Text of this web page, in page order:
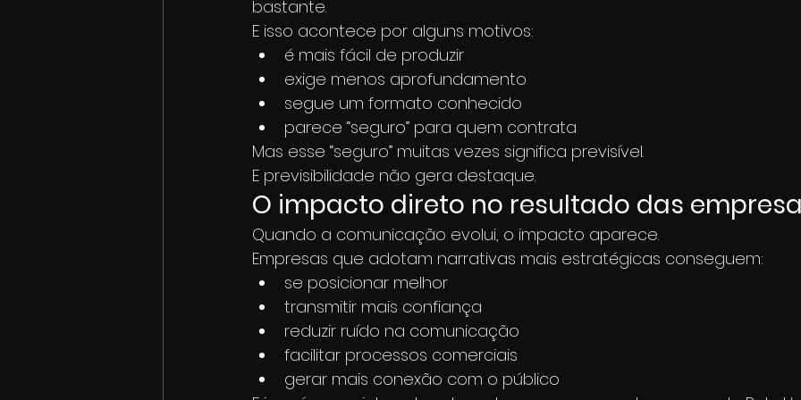
bastante.
E isso acontece por alguns motivos:
é mais fácil de produzir
exige menos aprofundamento
segue um formato conhecido
parece “seguro” para quem contrata
Mas esse “seguro” muitas vezes significa previsível.
E previsibilidade não gera destaque.
O impacto direto no resultado das
Quando a comunicação evolui, o impacto aparece.
Empresas que adotam narrativas mais estratégicas conseguem:
se posicionar melhor
transmitir mais confiança
reduzir ruído na comunicação
facilitar processos comerciais
gerar mais conexão com o público